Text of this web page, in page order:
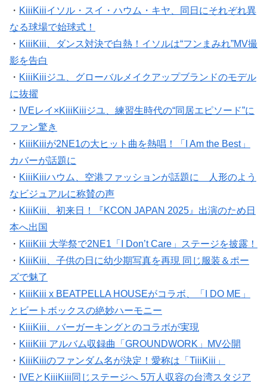
・ KiiiKiiiイソル・スイ・ハウム・キヤ、同日にそれぞれ異
なる球場で始球式！
・ KiiiKiii、ダンス対決で白熱！イソルは“フンまみれ”MV撮
影を告白
・ KiiiKiiiジユ、グローバルメイクアップブランドのモデル
に抜擢
・ IVEレイ×KiiiKiiiジユ、練習生時代の“同居エピソード”に
ファン驚き
・ KiiiKiiiが2NE1の大ヒット曲を熱唱！「I Am the Best」
カバーが話題に
・ KiiiKiiiハウム、空港ファッションが話題に 人形のよう
なビジュアルに称賛の声
・ KiiiKiii、初来日！『KCON JAPAN 2025』出演のため日
本へ出国
・ KiiiKiii 大学祭で2NE1「I Don’t Care」ステージを披露！
・ KiiiKiii、子供の日に幼少期写真を再現 同じ服装＆ポー
ズで魅了
・ KiiiKiii x BEATPELLA HOUSEがコラボ、「I DO ME」
とビートボックスの絶妙ハーモニー
・ KiiiKiii、バーガーキングとのコラボが実現
・ KiiiKiii アルバム収録曲「GROUNDWORK」MV公開
・ KiiiKiiiのファンダム名が決定！愛称は「TiiiKiii」
・ IVEとKiiiKiii同じステージへ 5万人収容の台湾スタジア